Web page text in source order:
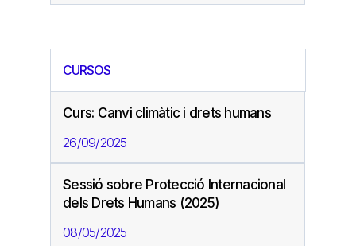
CURSOS
Curs: Canvi climàtic i drets humans
26/09/2025
Sessió sobre Protecció Internacional
dels Drets Humans (2025)
08/05/2025